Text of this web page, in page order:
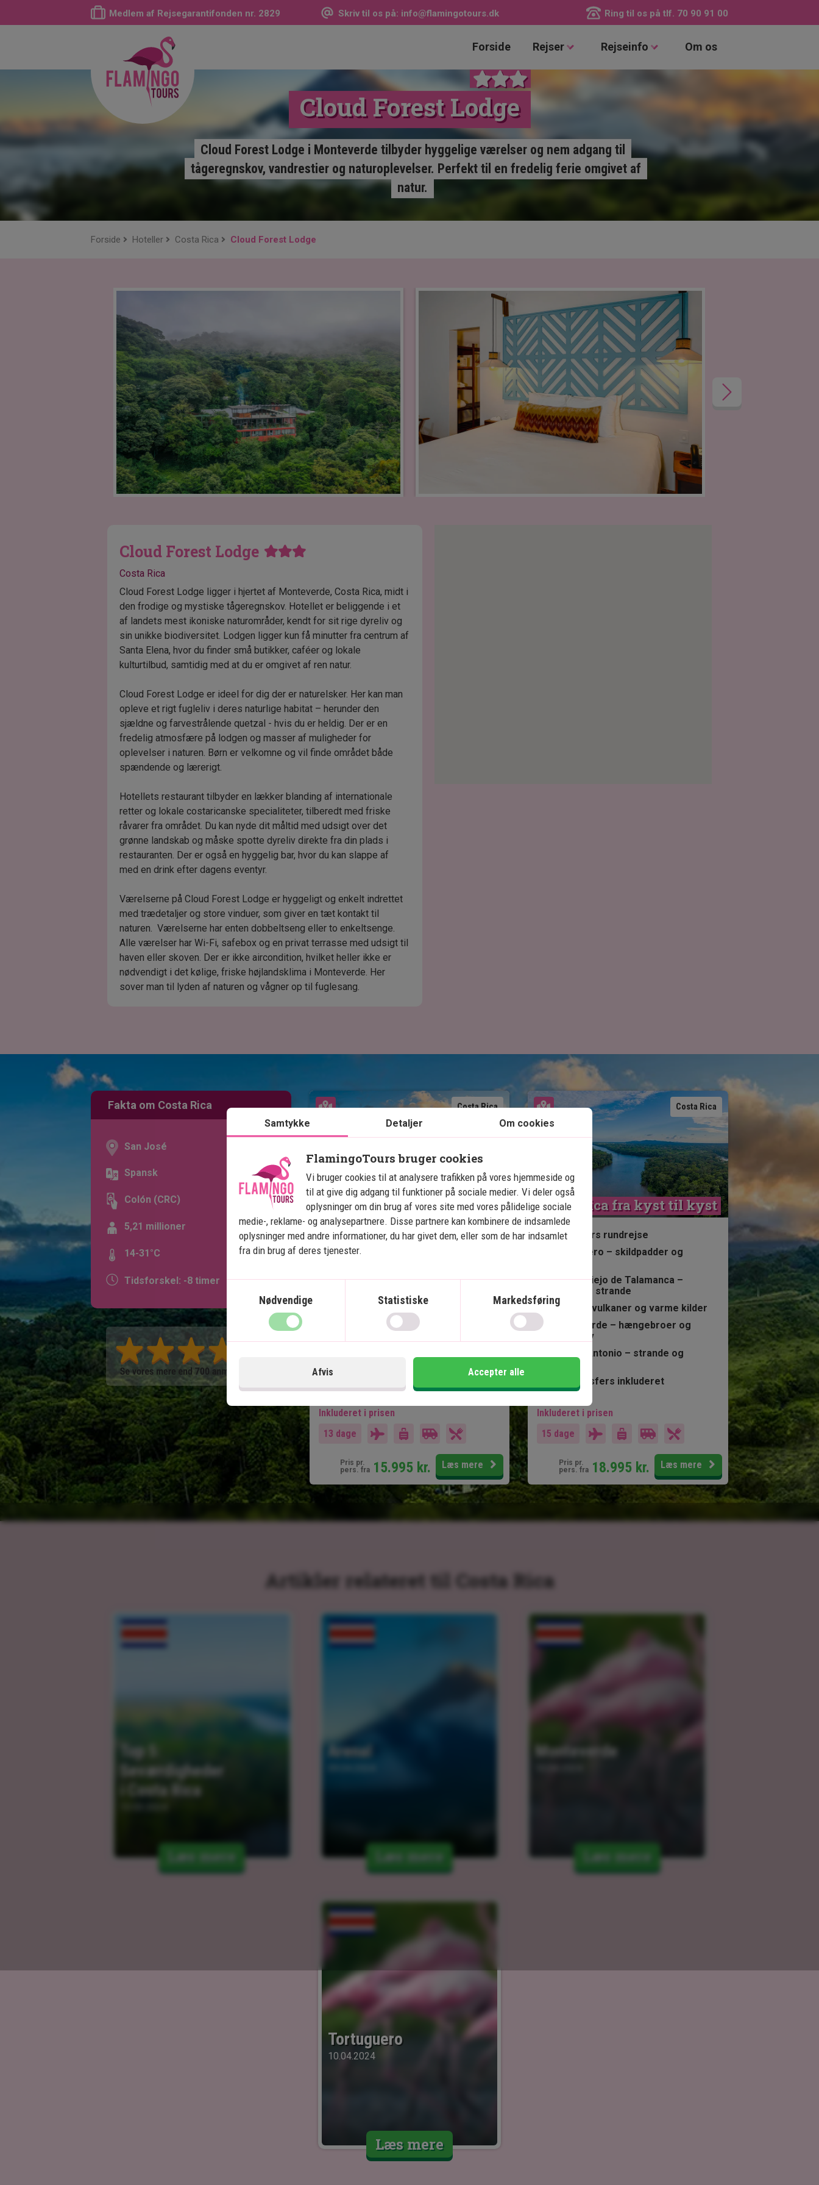
Medlem af Rejsegarantifonden nr. 2829 Skriv til os på: info@flamingotours.dk Ring til os på tlf. 70 90 91 00
Forside Rejser Rejseinfo Om os
Cloud Forest Lodge
Cloud Forest Lodge i Monteverde tilbyder hyggelige værelser og nem adgang til
tågeregnskov, vandrestier og naturoplevelser. Perfekt til en fredelig ferie omgivet af
natur.
Forside Hoteller Costa Rica Cloud Forest Lodge
Cloud Forest Lodge
Costa Rica
Cloud Forest Lodge ligger i hjertet af Monteverde, Costa Rica, midt i
den frodige og mystiske tågeregnskov. Hotellet er beliggende i et
af landets mest ikoniske naturområder, kendt for sit rige dyreliv og
sin unikke biodiversitet. Lodgen ligger kun få minutter fra centrum af
Santa Elena, hvor du finder små butikker, caféer og lokale
kulturtilbud, samtidig med at du er omgivet af ren natur.
Cloud Forest Lodge er ideel for dig der er naturelsker. Her kan man
opleve et rigt fugleliv i deres naturlige habitat – herunder den
sjældne og farvestrålende quetzal - hvis du er heldig. Der er en
fredelig atmosfære på lodgen og masser af muligheder for
oplevelser i naturen. Børn er velkomne og vil finde området både
spændende og lærerigt.
Hotellets restaurant tilbyder en lækker blanding af internationale
retter og lokale costaricanske specialiteter, tilberedt med friske
råvarer fra området. Du kan nyde dit måltid med udsigt over det
grønne landskab og måske spotte dyreliv direkte fra din plads i
restauranten. Der er også en hyggelig bar, hvor du kan slappe af
med en drink efter dagens eventyr.
Værelserne på Cloud Forest Lodge er hyggeligt og enkelt indrettet
med trædetaljer og store vinduer, som giver en tæt kontakt til
naturen. Værelserne har enten dobbeltseng eller to enkeltsenge.
Alle værelser har Wi-Fi, safebox og en privat terrasse med udsigt til
haven eller skoven. Der er ikke aircondition, hvilket heller ikke er
nødvendigt i det kølige, friske højlandsklima i Monteverde. Her
sover man til lyden af naturen og vågner op til fuglesang.
Fakta om Costa Rica
San José
Spansk
Colón (CRC)
5,21 millioner
14-31°C
Tidsforskel: -8 timer
Costa Rica
Se kort
Costa Ricas højdepunkter
7 nætters rundrejse
4 nætters badeferie
Monteverde
Strande og koralrev i Manuel
Mange aktivitetsmuligheder
Alle transfers inkluderet
Inkluderet i prisen
13 dage
Pris pr.
pers. fra 15.995 kr. Læs mere
Costa Rica
Se kort
Costa Rica fra kyst til kyst
13 nætters rundrejse
Tortuguero – skildpadder og
Puerto Viejo de Talamanca –
caribiske strande
Arenal – vulkaner og varme kilder
Monteverde – hængebroer og
tågeskov
Manuel Antonio – strande og
Alle transfers inkluderet
Inkluderet i prisen
15 dage
Pris pr.
pers. fra 18.995 kr. Læs mere
Artikler relateret til Costa Rica
Top 5:
Seværdigheder
i Costa Rica
Læs mere
Arenal
Læs mere
Monteverde
Læs mere
Tortuguero
10.04.2024
Læs mere
Samtykke Detaljer Om cookies
FlamingoTours bruger cookies
Vi bruger cookies til at analysere trafikken på vores hjemmeside og
til at give dig adgang til funktioner på sociale medier. Vi deler også
oplysninger om din brug af vores site med vores pålidelige sociale
medie-, reklame- og analysepartnere. Disse partnere kan kombinere de indsamlede
oplysninger med andre informationer, du har givet dem, eller som de har indsamlet
fra din brug af deres tjenester.
Nødvendige Statistiske Markedsføring
Afvis Accepter alle